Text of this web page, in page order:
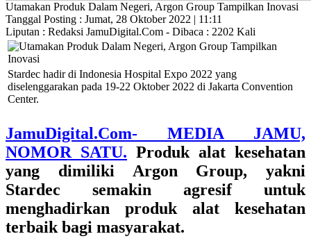
Utamakan Produk Dalam Negeri, Argon Group Tampilkan Inovasi
Tanggal Posting : Jumat, 28 Oktober 2022 | 11:11
Liputan : Redaksi JamuDigital.Com - Dibaca : 2202 Kali
Stardec hadir di Indonesia Hospital Expo 2022 yang
diselenggarakan pada 19-22 Oktober 2022 di Jakarta Convention
Center.
JamuDigital.Com- MEDIA JAMU,
NOMOR SATU. Produk alat kesehatan
yang dimiliki Argon Group, yakni
Stardec semakin agresif untuk
menghadirkan produk alat kesehatan
terbaik bagi masyarakat.